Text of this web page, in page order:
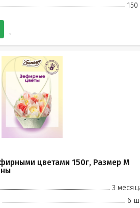
150
цветами 150г, Размер М
3
6